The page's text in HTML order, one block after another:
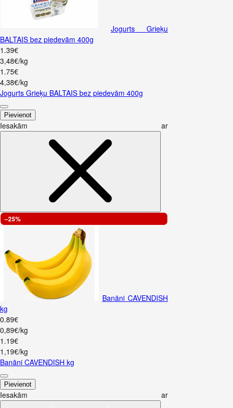
Jogurts Grieķu
BALTAIS bez piedevām 400g
1 .39€
3,48€/kg
1 .75€
4,38€/kg
Jogurts Grieķu BALTAIS bez piedevām 400g
Pievienot
Iesakām ar
–25%
Banāni CAVENDISH
kg
0.89€
0,89€/kg
1 .19€
1,19€/kg
Banāni CAVENDISH kg
Pievienot
Iesakām ar